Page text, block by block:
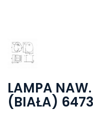
LAMPA
(BIAŁA)